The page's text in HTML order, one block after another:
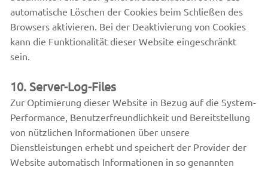
automatische Löschen der Cookies beim Schließen des
Browsers aktivieren. Bei der Deaktivierung von Cookies
kann die Funktionalität dieser Website eingeschränkt
sein.
10. Server-Log-Files
Zur Optimierung dieser Website in Bezug auf die System-
Performance, Benutzerfreundlichkeit und Bereitstellung
von nützlichen Informationen über unsere
Dienstleistungen erhebt und speichert der Provider der
Website automatisch Informationen in so genannten